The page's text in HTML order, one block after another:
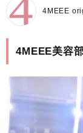
4MEEE
4MEEE美容